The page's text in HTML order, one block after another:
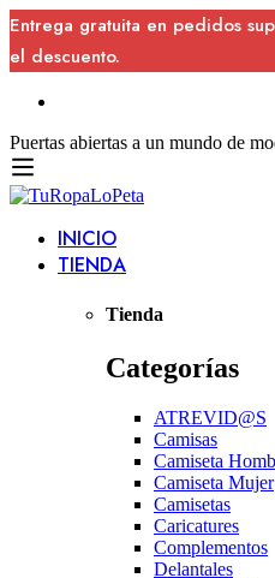
Entrega gratuita en pedidos
el descuento.
Puertas abiertas a un mundo de
INICIO
TIENDA
Tienda
Categorías
ATREVID@S
Camisas
Camiseta
Camiseta Mujer
Camisetas
Caricatures
Complementos
Delantales